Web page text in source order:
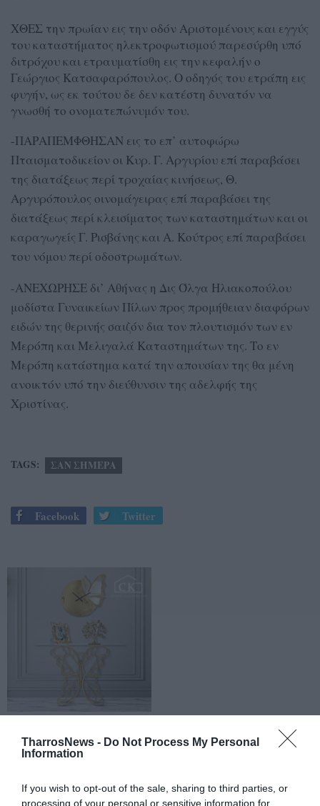
TharrosNews - Do Not Process My Personal
Information
If you wish to opt-out of the sale, sharing to third parties, or
processing of your personal or sensitive information for
ΧΘΕΣ την πρωίαν εις την οδόν Αριστομένους και εγγύς
του καταστήματος ηλεκτροφωτισμού παρεσύρθη υπό
διτρόχου και ετραυματίσθη εις την κεφαλήν ο
Γεώργιος Κατσαφαρόπουλος. Ο οδηγός του ετράπη εις
φυγήν, ως εκ τούτου δε δεν κατέστη δυνατόν να
γνωσθή το ονοματεπώνυμόν του.
-ΠΑΡΑΠΕΜΦΘΗΣΑΝ εις το επ’ αυτοφώρω
Πταισματοδικείον οι Κυρ. Γ. Αργυρίου επί παραβάσει
της διατάξεως περί τροχαίας κινήσεως, Θ.
Αργυρόπουλος οινομάγειρας επί παραβάσει της
διατάξεως περί κλεισίματος των καταστημάτων και οι
καραγωγείς Γ. Ρισβάνης και Α. Κούτρος επί παραβάσει
του νόμου περί οδοστρωμάτων.
-ΑΝΕΧΩΡΗΣΕ δι’ Αθήνας η Δις Όλγα Ηλιακοπούλου
μοδίστα Γυναικείων Πίλων προς προμήθειαν διαφόρων
ειδών της θερινής σαιζόν δια τον πλουτισμόν των εν
Μερόπη και Μελιγαλά Καταστημάτων της. Το εν
Μερόπη κατάστημα κατά την απουσίαν της θα μένη
ανοικτόν υπό την διεύθυνσιν της αδελφής της
Χριστίνας.
TAGS: ΣΑΝ ΣΗΜΕΡΑ
Facebook Twitter